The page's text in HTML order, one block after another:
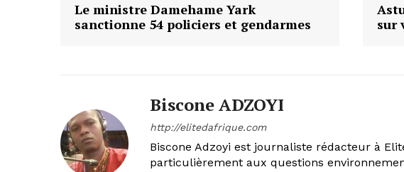
Le ministre Damehame Yark
sanctionne 54 policiers et gendarmes
sur
Biscone ADZOYI
http://elitedafrique.com
Biscone Adzoyi est journaliste rédacteur à
particulièrement aux questions